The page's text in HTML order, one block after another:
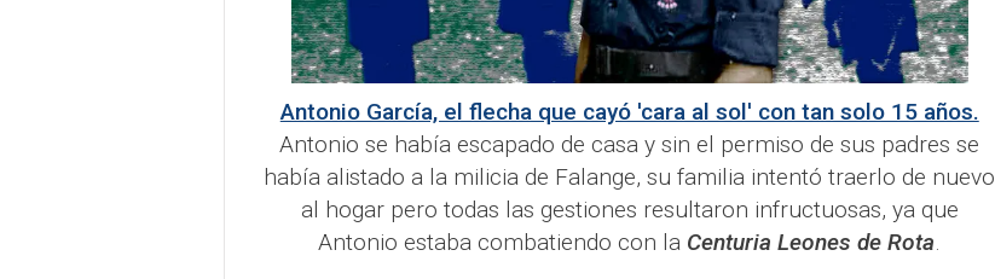
Antonio García, el flecha que cayó 'cara al sol' con tan solo 15 años.
Antonio se había escapado de casa y sin el permiso de sus padres se
había alistado a la milicia de Falange, su familia intentó traerlo de nuevo
al hogar pero todas las gestiones resultaron infructuosas, ya que
Antonio estaba combatiendo con la Centuria Leones de Rota.